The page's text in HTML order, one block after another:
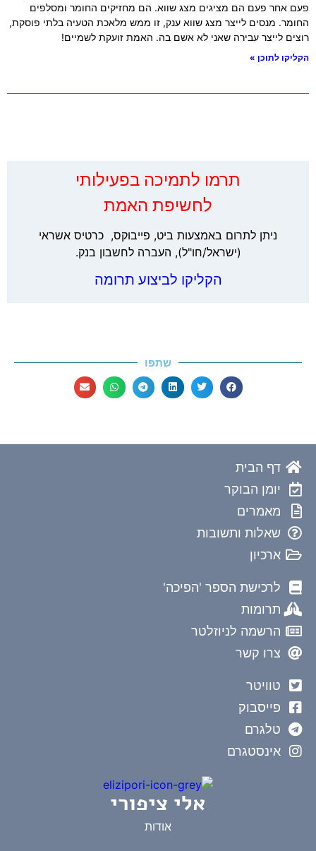
פעם אחר פעם הם מציגים מצג שווא. הם מחזיקים החומר ומסלפים
החומר. מנסים לייצר מצג שווא ענק, זו ממש מלאכת הטעיה בלתי פוסקת,
רוצים לייצר עבירה שאני לא אשם בה. האמת זועקת לשמיים!
הקליקו לתוכן »
‏תרמו לתמיכה בפעילותי
לחשיפת האמת
ניתן לתרום באמצעות ביט, פייבוקס, כרטיס אשראי
(ישראל/חו"ל), העברה לחשבון בנק.
הקליקו לביצוע תרומה
שתפו
דף הבית
יומן הבוקר
מאמרים
שאלות ותשובות
ארכיון
לרכישת הספר 'הפיכה'
תרומות
הרשמה לניוזלטר
צרו קשר
טוויטר
פייסבוק
טלגרם
אינסטגרם
אלי ציפורי
אודות